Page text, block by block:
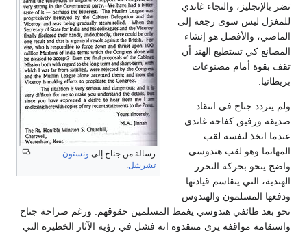
رسالة من جناح إلى ونستون
تشرشل.
تضر بالإنجليز، والتجاء غاندي
للمغزل ليس سوى رجعة إلى
الماضي، والأفضل هو إنشاء
المصانع كي تستطيع الهند أن
تقف بقوة أمام مصنوعات
بريطانيا.
ولم يتردد جناح في انتقاد
صديقه ورفيق كفاحه غاندي
عندما اتخذ لنفسه لقب
المهاتما وهو لقب هندوسي
واضح ينحو بحركة التحرر
الهندية، التي يتقاسم قيادتها
ودفعها المسلمون والهندوس
نحو بعد طائفي هندوسي يغمط المسلمين حقوقهم. ورغم صراحة جناح
واستقامة مواقفه يرى منتقدوه انه فشل في رؤية الآثار الخطيرة التي